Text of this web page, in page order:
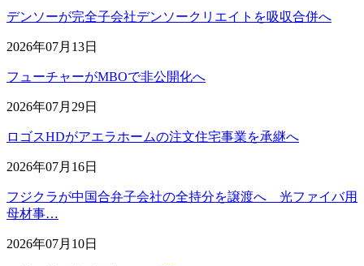
デンソーが完全子会社デンソークリエイトを吸収合併へ
2026年07月13日
フューチャーがMBOで非公開化へ
2026年07月29日
ロゴスHDがアエラホームの注文住宅事業を承継へ
2026年07月16日
フジクラが中国合弁子会社の全持分を譲渡へ 光ファイバ用
母材事…
2026年07月10日